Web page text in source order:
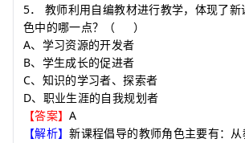
5．
教师利用自编教材进行教学，体现了新
色中的哪一点？
（ ）
A、学习资源的开发者
B、学生成长的促进者
C、知识的学习者、探索者
D、职业生涯的自我规划者
【答案】A
【解析】新课程倡导的教师角色主要有：